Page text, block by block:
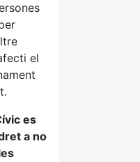
el
es
a no